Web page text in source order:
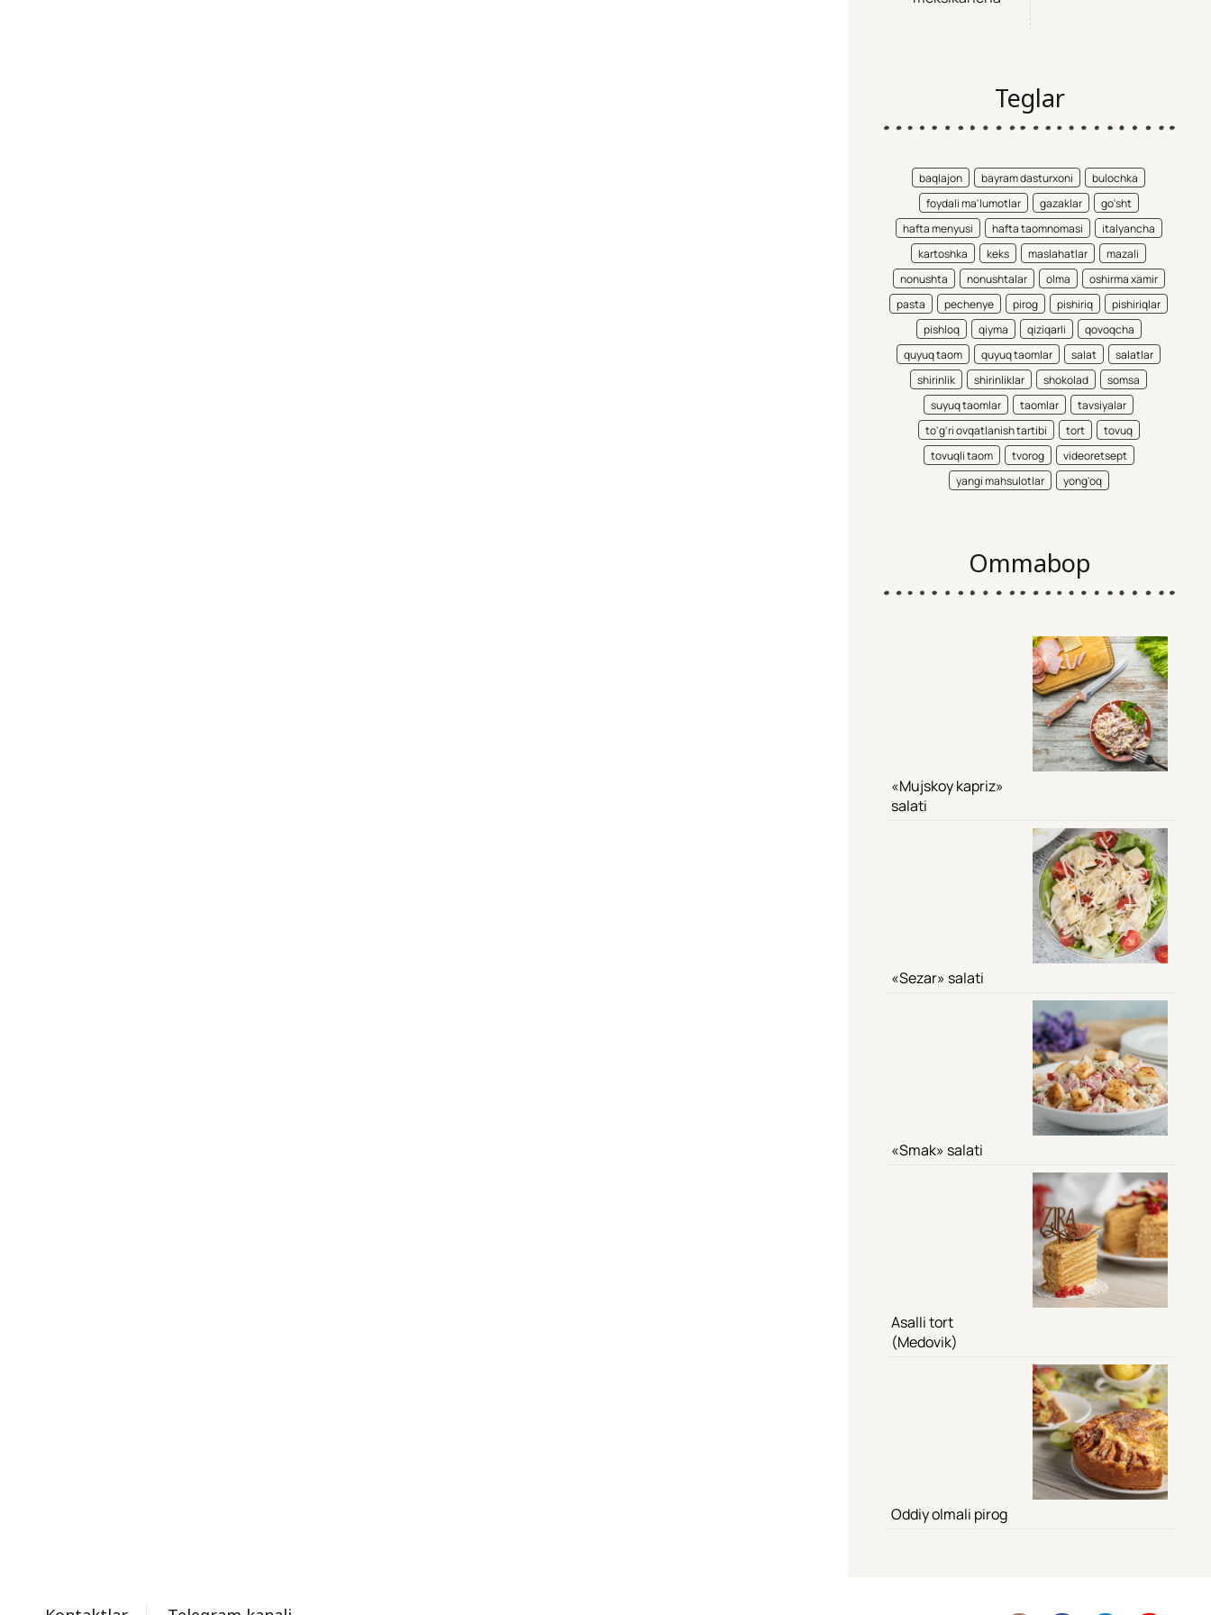
Teglar
baqlajon bayram dasturxoni
bulochka
foydali ma'lumotlar
gazaklar
go'sht
hafta menyusi
hafta taomnomasi
italyancha
kartoshka
keks maslahatlar
mazali
nonushta
nonushtalar olma
oshirma xamir
pasta
pechenye pirog pishiriq
pishiriqlar
pishloq
qiyma qiziqarli
qovoqcha
quyuq taom
quyuq taomlar salat
salatlar
shirinlik
shirinliklar shokolad
somsa
suyuq taomlar
taomlar
tavsiyalar
to'g'ri ovqatlanish tartibi
tort
tovuq
tovuqli taom
tvorog
videoretsept
yangi mahsulotlar
yong'oq
Ommabop
«Mujskoy kapriz»
salati
«Sezar» salati
«Smak» salati
Asalli tort
(Medovik)
Oddiy olmali pirog